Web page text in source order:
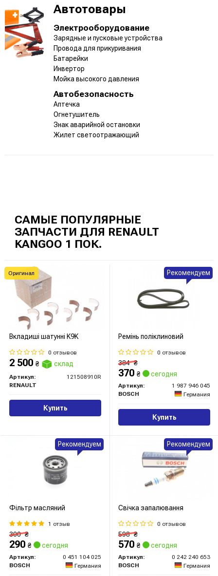
Автотовары
Электрооборудование
Зарядные и пусковые устройства
Провода для прикуривания
Батарейки
Инвертор
Мойка высокого давления
Автобезопасность
Аптечка
Огнетушитель
Знак аварийной остановки
Жилет светоотражающий
САМЫЕ ПОПУЛЯРНЫЕ
ЗАПЧАСТИ ДЛЯ RENAULT
KANGOO 1 ПОК.
Вкладиші шатунні K9K
0 отзывов
2 500 ₴ склад
Артикул:
121508910R
RENAULT
Купить
Оригинал
Ремінь поліклиновий
0 отзывов
384₴
370 ₴ сегодня
Артикул:
1 987 946 045
BOSCH
Германия
Купить
Рекомендуем
Фільтр масляний
1 отзыв
300₴
290 ₴ сегодня
Артикул:
0 451 104 025
BOSCH
Германия
Рекомендуем
Свічка запалювання
0 отзывов
598₴
570 ₴ сегодня
Артикул:
0 242 240 653
BOSCH
Германия
Рекомендуем